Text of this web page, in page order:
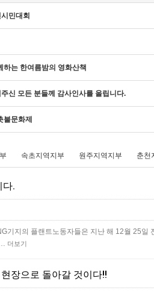
민대회
는 한여름밤의 영화산책
신 모든 분들께 감사인사를 올립니다.
문화제
속초지역지부 원주지역지부 춘천
다.
기지의 플랜트노동자들은 지난 해 12월 25일
더보기
장으로 돌아갈 것이다!!